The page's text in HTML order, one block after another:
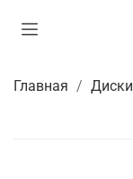
Главная Диски